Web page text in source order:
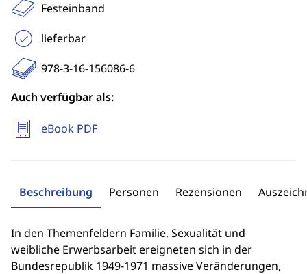
Festeinband
lieferbar
978-3-16-156086-6
Auch verfügbar als:
eBook PDF
Beschreibung Personen Rezensionen
In den Themenfeldern Familie, Sexualität und
weibliche Erwerbsarbeit ereigneten sich in der
Bundesrepublik 1949-1971 massive Veränderungen,